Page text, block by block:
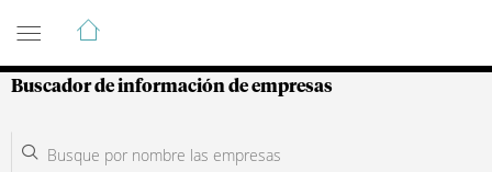
Guía de Empresas Colombianas
Buscador de información de empresas